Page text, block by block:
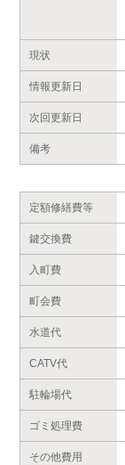
現状
情報更新日
次回更新日
備考
定額修繕費等
鍵交換費
入町費
町会費
水道代
CATV代
駐輪場代
ゴミ処理費
その他費用